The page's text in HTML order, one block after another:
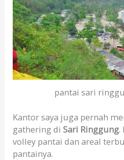
pantai sari
Kantor saya juga pernah
gathering diSari Ringgung.
volley pantai dan areal
pantainya.